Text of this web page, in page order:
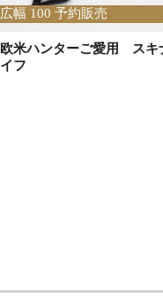
広幅 100 予約販売
欧米ハンターご愛用 スキ
イフ